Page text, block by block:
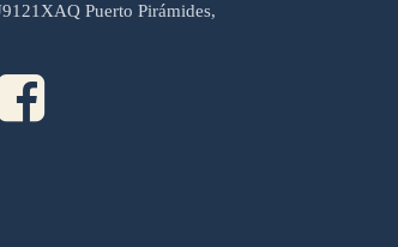
Puerto Pirámides,